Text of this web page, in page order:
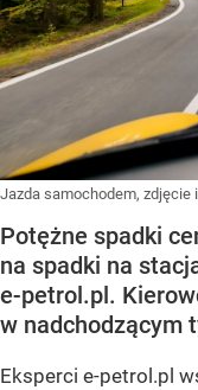
Jazda samochodem, zdjęcie
Potężne spadki
na spadki na
e-petrol.pl.
w nadchodzącym
Eksperci e-petrol.pl